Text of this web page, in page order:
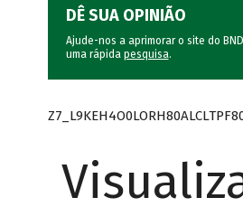
DÊ SUA OPINIÃO
Ajude-nos a aprimorar o site do
uma rápida pesquisa.